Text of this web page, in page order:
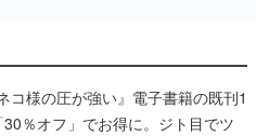
コ様の圧が強い』電子書籍の既刊1
30％オフ」でお得に。ジト目でツ